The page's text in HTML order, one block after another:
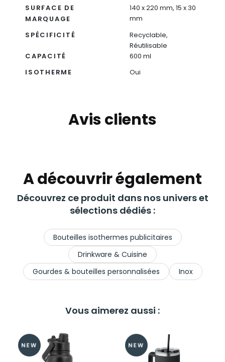
SURFACE DE
MARQUAGE
140 x 220 mm, 15 x 30
mm
SPÉCIFICITÉ
Recyclable,
Réutilisable
CAPACITÉ
600 ml
ISOTHERME
Oui
Avis clients
A découvrir également
Découvrez ce produit dans nos univers et
sélections dédiés :
Bouteilles isothermes publicitaires
Drinkware & Cuisine
Gourdes & bouteilles personnalisées
Inox
Vous aimerez aussi :